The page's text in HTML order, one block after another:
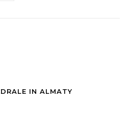
IN ALMATY